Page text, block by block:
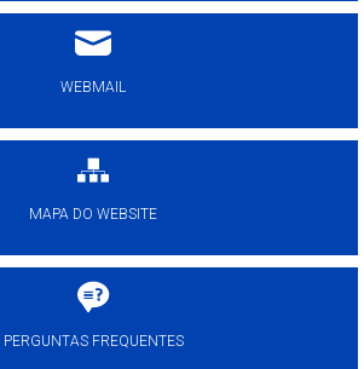
WEBMAIL
MAPA DO WEBSITE
PERGUNTAS FREQUENTES